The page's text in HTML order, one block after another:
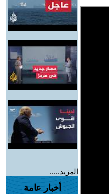
المزيد.....
أخبار عامة